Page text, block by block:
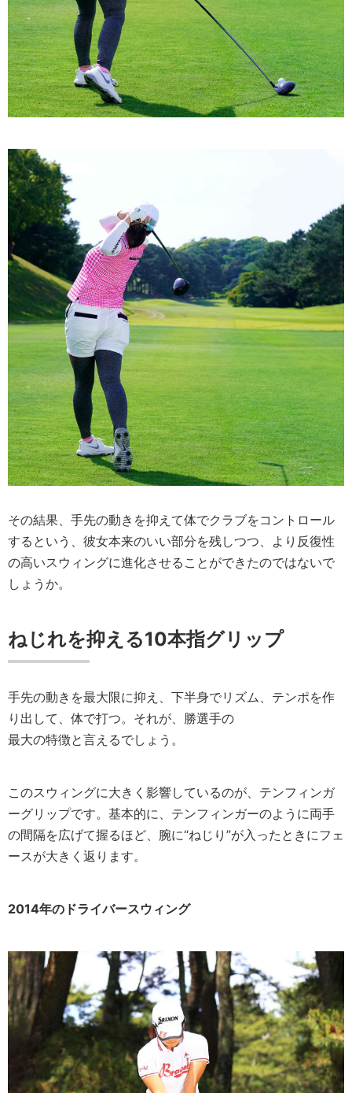
その結果、手先の動きを抑えて体でクラブをコントロール
するという、彼女本来のいい部分を残しつつ、より反復性
の高いスウィングに進化させることができたのではないで
しょうか。
ねじれを抑える10本指グリップ
手先の動きを最大限に抑え、下半身でリズム、テンポを作
り出して、体で打つ。それが、勝選手の
最大の特徴と言えるでしょう。
このスウィングに大きく影響しているのが、テンフィンガ
ーグリップです。基本的に、テンフィンガーのように両手
の間隔を広げて握るほど、腕に“ねじり”が入ったときにフェ
ースが大きく返ります。
2014年のドライバースウィング